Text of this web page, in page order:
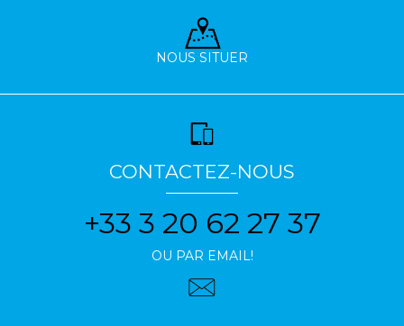
NOUS SITUER
CONTACTEZ-NOUS
+33 3 20 62 27 37
OU PAR EMAIL!